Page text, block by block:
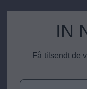
IN
Få tilsendt de
E-post